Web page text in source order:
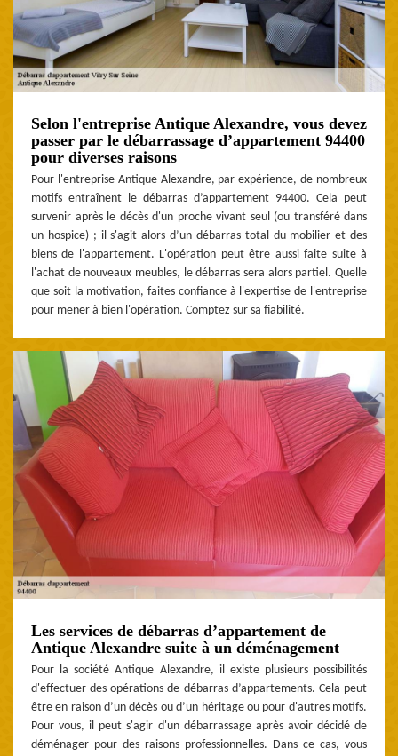
Selon l'entreprise Antique Alexandre, vous devez
passer par le débarrassage d’appartement 94400
pour diverses raisons
Pour l'entreprise Antique Alexandre, par expérience, de nombreux
motifs entraînent le débarras d’appartement 94400. Cela peut
survenir après le décès d'un proche vivant seul (ou transféré dans
un hospice) ; il s'agit alors d’un débarras total du mobilier et des
biens de l'appartement. L'opération peut être aussi faite suite à
l'achat de nouveaux meubles, le débarras sera alors partiel. Quelle
que soit la motivation, faites confiance à l'expertise de l'entreprise
pour mener à bien l'opération. Comptez sur sa fiabilité.
Les services de débarras d’appartement de
Antique Alexandre suite à un déménagement
Pour la société Antique Alexandre, il existe plusieurs possibilités
d'effectuer des opérations de débarras d’appartements. Cela peut
être en raison d’un décès ou d’un héritage ou pour d'autres motifs.
Pour vous, il peut s'agir d'un débarrassage après avoir décidé de
déménager pour des raisons professionnelles. Dans ce cas, vous